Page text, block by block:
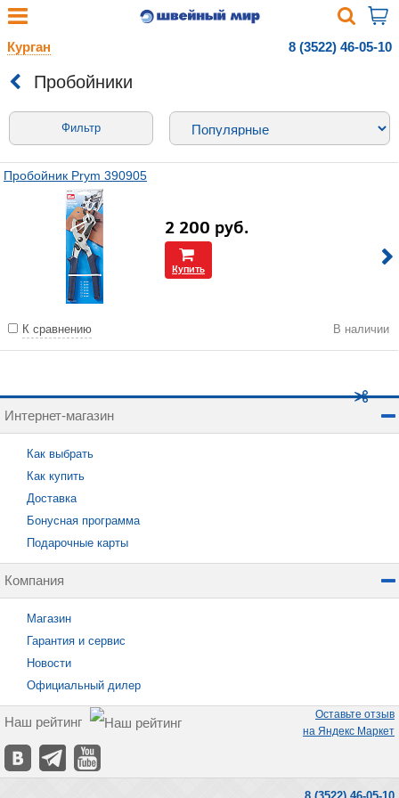
Курган 8 (3522) 46-05-10
Пробойники
Фильтр
Пробойник Prym 390905
2 200 руб.
Купить
К сравнению В наличии
Интернет-магазин
Как выбрать
Как купить
Доставка
Бонусная программа
Подарочные карты
Компания
Магазин
Гарантия и сервис
Новости
Официальный дилер
Наш рейтинг
Оставьте отзыв
на Яндекс Маркет